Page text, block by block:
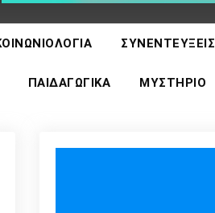
ΣΥΝΕΝΤΕΎΞΕΙΣ
ΠΑΙΔΑΓΩΓΙΚΆ ΜΥΣΤΉΡΙΟ